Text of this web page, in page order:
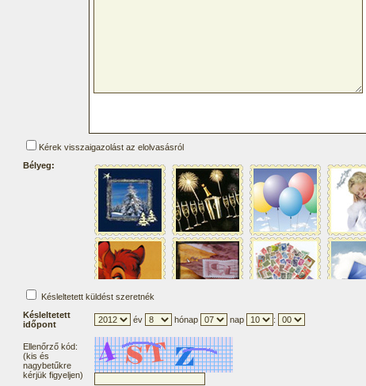
Kérek visszaigazolást az elolvasásról
Bélyeg:
Késleltetett küldést szeretnék
Késleltetett
időpont
év hónap nap :
Ellenőrző kód:
(kis és
nagybetűkre
kérjük figyeljen)